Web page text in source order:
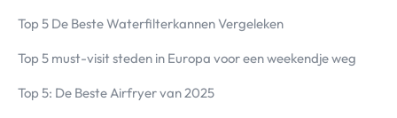
Top 5 De Beste Waterfilterkannen Vergeleken
Top 5 must-visit steden in Europa voor een weekendje weg
Top 5: De Beste Airfryer van 2025